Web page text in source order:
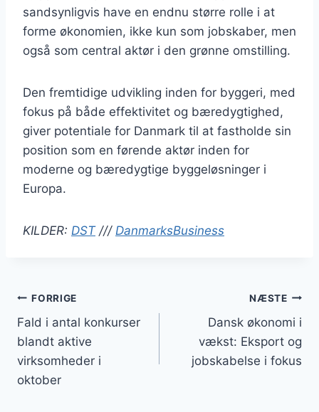
sandsynligvis have en endnu større rolle i at
forme økonomien, ikke kun som jobskaber, men
også som central aktør i den grønne omstilling.
Den fremtidige udvikling inden for byggeri, med
fokus på både effektivitet og bæredygtighed,
giver potentiale for Danmark til at fastholde sin
position som en førende aktør inden for
moderne og bæredygtige byggeløsninger i
Europa.
KILDER: DST/// DanmarksBusiness
Indlægsnavigation
FORRIGE
Fald i antal konkurser
blandt aktive
virksomheder i
oktober
NÆSTE
Dansk økonomi i
vækst: Eksport og
jobskabelse i fokus